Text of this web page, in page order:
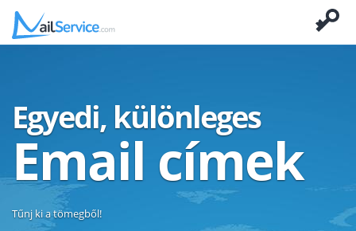
Egyedi, különleges
Email címek
Tűnj ki a tömegből!